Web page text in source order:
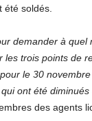
soldés.
demander à quel
les trois points de
le 30
ont été
des agents